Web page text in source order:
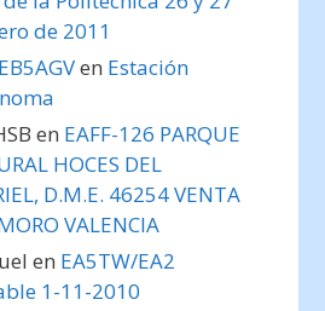
de 2011
en Estación
en EAFF-126 PARQUE
HOCES DEL
D.M.E. 46254 VENTA
VALENCIA
en EA5TW/EA2
1-11-2010